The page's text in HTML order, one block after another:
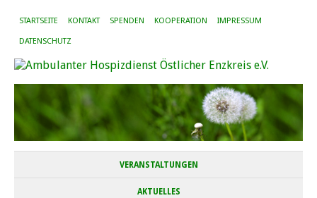
STARTSEITE KONTAKT SPENDEN KOOPERATION IMPRESSUM
DATENSCHUTZ
VERANSTALTUNGEN
AKTUELLES